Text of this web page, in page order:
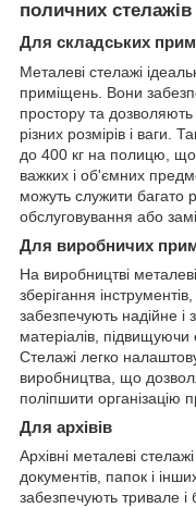
поличних стелажів
Для складських
Металеві стелажі
приміщень. Вони
простору та дозволяють
різних розмірів і ваги.
до 400 кг на полицю, що
важких і об'ємних
можуть служити багато
обслуговування або
Для виробничих
На виробництві
зберігання
забезпечують надійне і
матеріалів, підвищуючи
Стелажі легко
виробництва, що
поліпшити організацію
Для архівів
Архівні металеві
документів, папок і
забезпечують тривале і